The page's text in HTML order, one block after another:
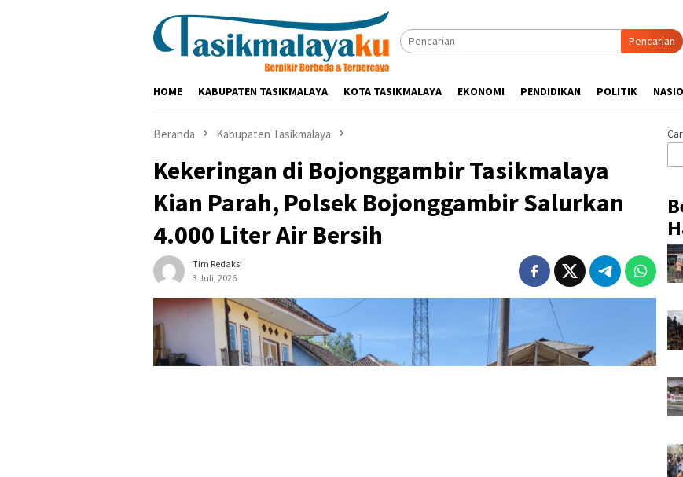
Pencarian
HOME KABUPATEN TASIKMALAYA KOTA TASIKMALAYA EKONOMI PENDIDIKAN POLITIK
Beranda Kabupaten Tasikmalaya
Kekeringan di Bojonggambir Tasikmalaya
Kian Parah, Polsek Bojonggambir Salurkan
4.000 Liter Air Bersih
Tim Redaksi
3 Juli, 2026